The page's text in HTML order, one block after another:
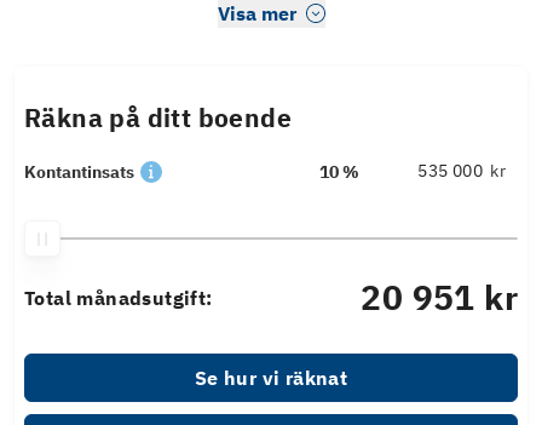
Visa mer
Räkna på ditt boende
Kontantinsats 10 % kr
Total månadsutgift: 20 951 kr
Se hur vi räknat